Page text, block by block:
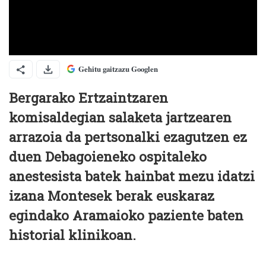
Gehitu gaitzazu Googlen
Bergarako Ertzaintzaren
komisaldegian salaketa jartzearen
arrazoia da pertsonalki ezagutzen ez
duen Debagoieneko ospitaleko
anestesista batek hainbat mezu idatzi
izana Montesek berak euskaraz
egindako Aramaioko paziente baten
historial klinikoan.